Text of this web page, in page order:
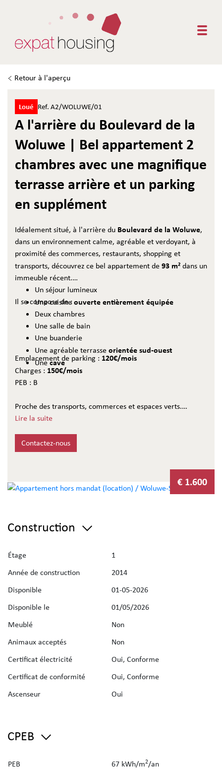
Retour à l'aperçu
Loué Ref. A2/WOLUWE/01
A l'arrière du Boulevard de la
Woluwe | Bel appartement 2
chambres avec une magnifique
terrasse arrière et un parking
en supplément
Idéalement situé, à l'arrière du Boulevard de la Woluwe,
dans un environnement calme, agréable et verdoyant, à
proximité des commerces, restaurants, shopping et
transports, découvrez ce bel appartement de93 m²dans un
immeuble récent.
Il se compose de :
Un séjour lumineux
Une cuisineouverte entièrement équipée
Deux chambres
Une salle de bain
Une buanderie
Une agréable terrasseorientée sud-ouest
Unecave
Emplacement de parking : 120€/mois
Charges : 150€/mois
PEB : B
Proche des transports, commerces et espaces verts.
Lire la suite
Contactez-nous
€ 1.600
Construction
Étage
1
Année de construction
2014
Disponible
01-05-2026
Disponible le
01/05/2026
Meublé
Non
Animaux acceptés
Non
Certificat électricité
Oui, Conforme
Certificat de conformité
Oui, Conforme
Ascenseur
Oui
CPEB
PEB 67 kWh/m2/an